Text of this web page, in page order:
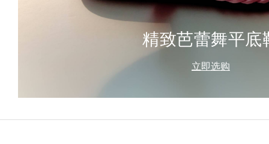
精致芭蕾舞平底
立即选购